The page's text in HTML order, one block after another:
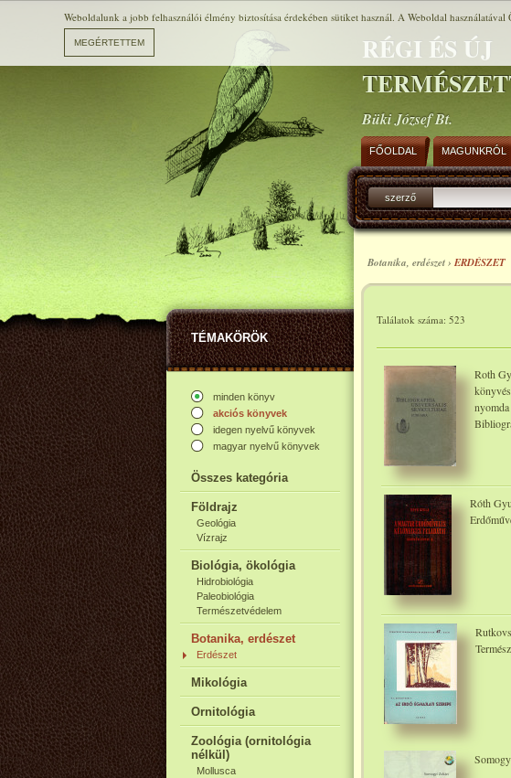
RÉGI ÉS ÚJ
Büki József Bt.
TÉMAKÖRÖK
minden könyv
akciós könyvek
idegen nyelvű könyvek
magyar nyelvű könyvek
Összes kategória
Földrajz
Geológia
Vízrajz
Biológia, ökológia
Hidrobiológia
Paleobiológia
Természetvédelem
Botanika, erdészet
Erdészet
Mikológia
Ornitológia
Zoológia (ornitológia
nélkül)
Mollusca
FŐOLDAL MAGUNKRÓL
szerző
Botanika, erdészet › ERDÉSZET
Találatok száma: 523
Roth
Róth
Weboldalunk a jobb felhasználói élmény biztosítása érdekében sütiket használ. A Weboldal